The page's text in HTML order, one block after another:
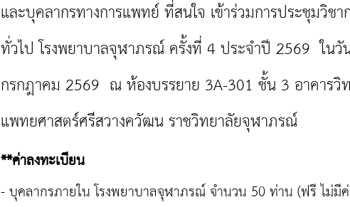
และบุคลากรทางการแพทย์ ที่สนใจ เข้าร่วมการประชุมวิชา
ทั่วไป โรงพยาบาลจุฬาภรณ์ ครั้งที่ 4 ประจำปี 2569 ใน
กรกฎาคม 2569 ณ ห้องบรรยาย 3A-301 ชั้น 3 อาคารวิ
แพทยศาสตร์ศรีสวางควัฒน ราชวิทยาลัยจุฬาภรณ์
**ค่าลงทะเบียน
- บุคลากรภายใน โรงพยาบาลจุฬาภรณ์ จำนวน 50 ท่าน (ฟรี ไม่มีค่